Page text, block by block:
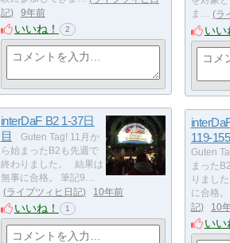
記
9年前
いいね！ 2
ま…
ラ
いい
interDaF B2 1-37日
目
Guten Tag! 11月か
ら始まったB2も先週で
終わりました。 結果は
無事に合格。 筆記9…
ライプツィヒ日記
10年前
いいね！ 1
119-
Guten
まった
りまし
に合格
記
10
いい